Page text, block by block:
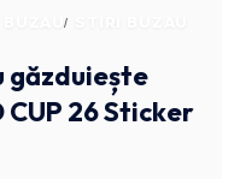
BUZAU
găzduiește
CUP 26 Sticker